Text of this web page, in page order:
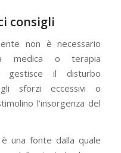
consigli
non è necessario
medica o terapia
gestisce il disturbo
gli sforzi eccessivi o
l’insorgenza del
una fonte dalla quale